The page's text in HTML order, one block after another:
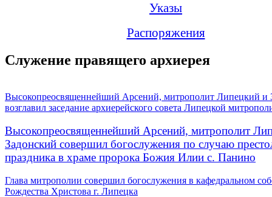
Указы
Распоряжения
Служение правящего архиерея
Высокопреосвященнейший Арсений, митрополит Липецкий и
возглавил заседание архиерейского совета Липецкой
Высокопреосвященнейший Арсений, митрополит
Задонский совершил богослужения по случаю
праздника в храме пророка Божия Илии с. Панино
Глава митрополии совершил богослужения в кафедральном
Рождества Христова г. Липецка